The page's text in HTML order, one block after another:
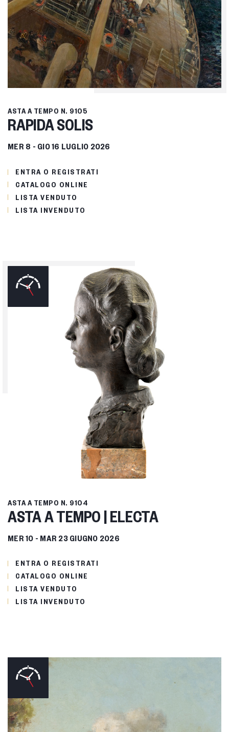
ASTA A TEMPO N. 9105
RAPIDA SOLIS
MER 8 - GIO16 LUGLIO 2026
ENTRA O REGISTRATI
CATALOGO ONLINE
LISTA VENDUTO
LISTA INVENDUTO
ASTA A TEMPO N. 9104
ASTA A TEMPO | ELECTA
MER10 - MAR 23 GIUGNO 2026
ENTRA O REGISTRATI
CATALOGO ONLINE
LISTA VENDUTO
LISTA INVENDUTO